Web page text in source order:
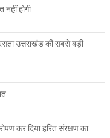
नहीं होगी
उत्तराखंड की सबसे बड़ी
कर दिया हरित संरक्षण का